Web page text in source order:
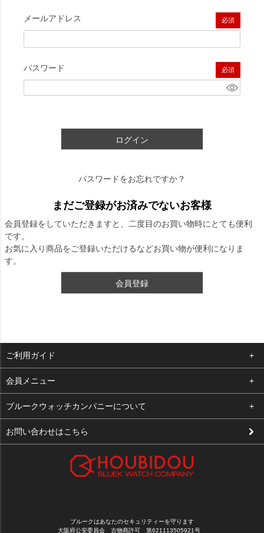
メールアドレス
(必須)
パスワード
(必須)
ログイン
パスワードをお忘れですか？
まだご登録がお済みでないお客様
会員登録をしていただきますと、二度目のお買い物時にとても便利
です。
お気に入り商品をご登録いただけるなどお買い物が便利になりま
す。
会員登録
ご利用ガイド
よくある質問
支払い・送料
修理依頼
会員メニュー
ログイン
お気に入り
ブルークウォッチカンパニーについて
会社概要
お問い合わせはこちら
ブルークはあなたのセキュリティーを守ります
大阪府公安委員会 古物商許可 第621113505921号